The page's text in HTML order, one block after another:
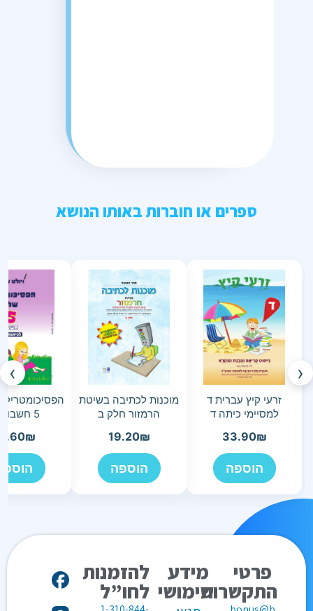
ספרים או חוברות באותו הנושא
‹
זרעי קיץ עברית ד
למסיימי כיתה ד
33.90₪
הוספה
מוכנות לכתיבה בשיטת
הרמזור חלק ב
19.20₪
הוספה
5 חשבון ד-ו
₪
›
פרטי
התקשרות
מידע
שימושי
להזמנות
לחו”ל